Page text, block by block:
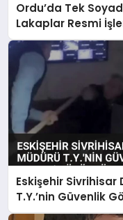
Ordu’da Tek
Lakaplar Resmi
Eskişehir Sivrihisar
T.Y.’nin Güvenlik
Görüntüleri Ortaya